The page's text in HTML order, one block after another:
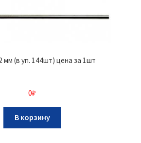
мм (в уп. 144шт) цена за 1шт
0₽
В корзину